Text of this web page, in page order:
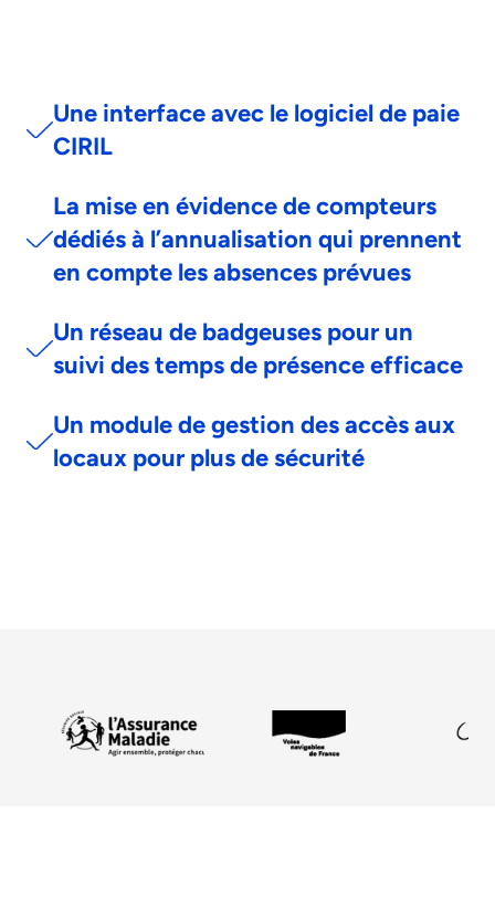
Une interface avec le logiciel de paie
CIRIL
La mise en évidence de compteurs
dédiés à l’annualisation qui prennent
en compte les absences prévues
Un réseau de badgeuses pour un
suivi des temps de présence efficace
Un module de gestion des accès aux
locaux pour plus de sécurité